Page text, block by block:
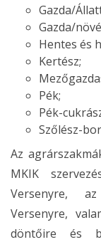
Gazda/
Gazda/
Hentes és
Kertész;
Pék;
Pék-
Szőlész-
Az
MKIK
Versenyre,
Versenyre,
döntőire és